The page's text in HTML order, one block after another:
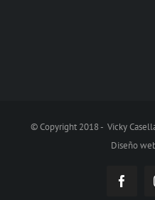
© Copyright 2018 - Vicky
Diseño